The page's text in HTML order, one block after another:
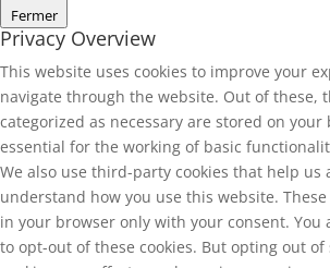
Fermer
Privacy Overview
This website uses cookies to improve your
navigate through the website. Out of these,
categorized as necessary are stored on your
essential for the working of basic
We also use third-party cookies that help us
understand how you use this website.
in your browser only with your consent. You
to opt-out of these cookies. But opting out of